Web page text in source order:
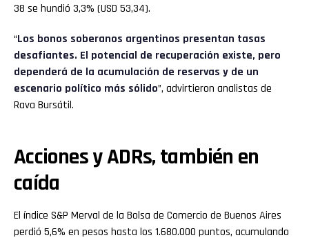
38 se hundió 3,3% (USD 53,34).
“Los bonos soberanos argentinos presentan tasas
desafiantes. El potencial de recuperación existe, pero
dependerá de la acumulación de reservas y de un
escenario político más sólido”, advirtieron analistas de
Rava Bursátil.
Acciones y ADRs, también en
caída
El índice S&P Merval de la Bolsa de Comercio de Buenos Aires
perdió 5,6% en pesos hasta los 1.680.000 puntos, acumulando